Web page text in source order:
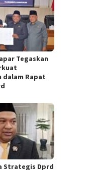
Tegaskan
dalam Rapat
Strategis Dprd